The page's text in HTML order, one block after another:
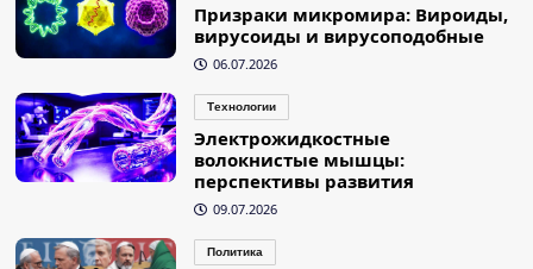
Призраки микромира: Вироиды,
вирусоиды и вирусоподобные
06.07.2026
Технологии
Электрожидкостные
волокнистые мышцы:
перспективы развития
09.07.2026
Политика